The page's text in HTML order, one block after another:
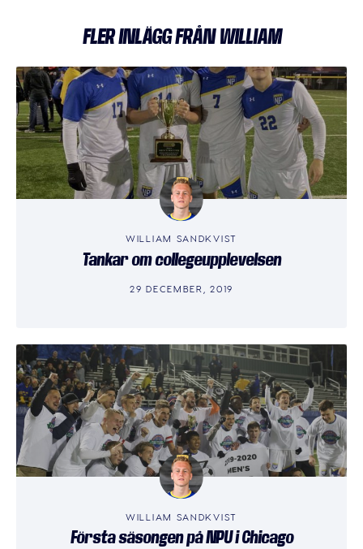
FLER INLÄGG FRÅN WILLIAM
WILLIAM SANDKVIST
Tankar om collegeupplevelsen
29 DECEMBER, 2019
WILLIAM SANDKVIST
Första säsongen på NPU i Chicago